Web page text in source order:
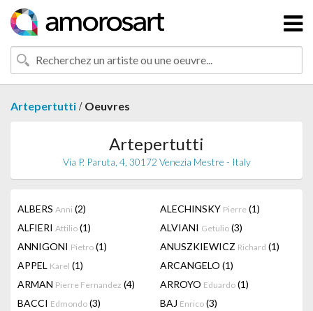
Artepertutti / Oeuvres
Artepertutti
Via P. Paruta, 4, 30172 Venezia Mestre - Italy
ALBERS Anni (2) ALECHINSKY Pierre (1)
ALFIERI Attilio (1) ALVIANI Getulio (3)
ANNIGONI Pietro (1) ANUSZKIEWICZ Richard (1)
APPEL Karel (1) ARCANGELO (1)
ARMAN Pierre Fernandez (4) ARROYO Eduardo (1)
BACCI Edmondo (3) BAJ Enrico (3)